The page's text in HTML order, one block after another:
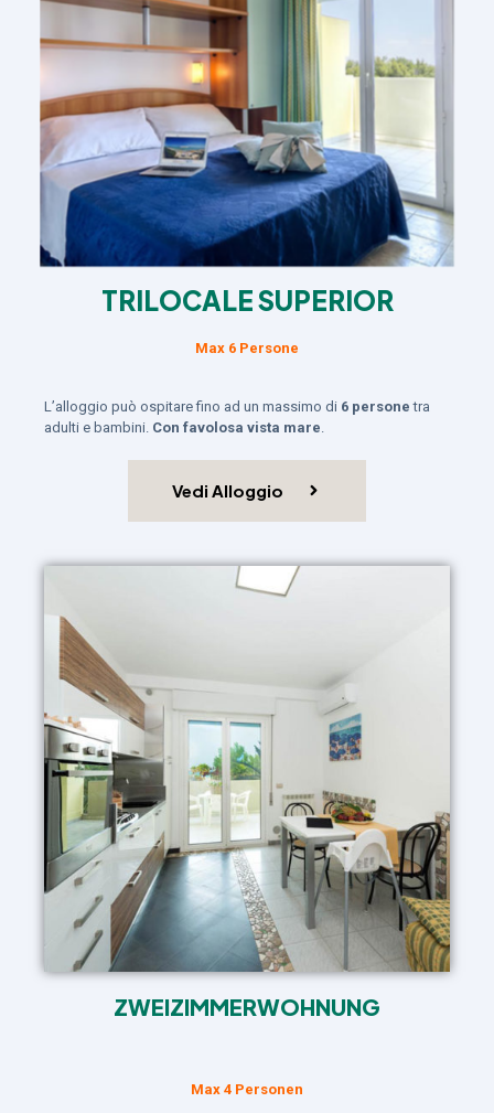
TRILOCALE SUPERIOR
Max 6 Persone
L’alloggio può ospitare fino ad un massimo di 6 persone tra
adulti e bambini. Con favolosa vista mare
Vedi Alloggio
ZWEIZIMMERWOHNUNG
Max 4 Personen